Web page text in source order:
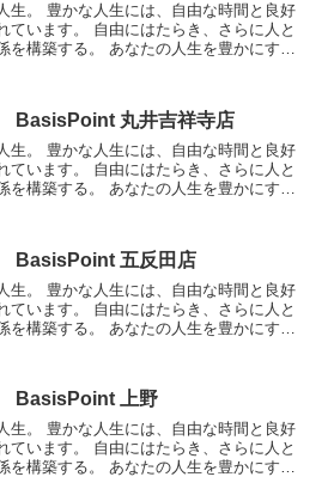
生。 豊かな人生には、自由な時間と良好
ています。 自由にはたらき、さらに人と
を構築する。 あなたの人生を豊かにす
BasisPoint 丸井吉祥寺店
生。 豊かな人生には、自由な時間と良好
ています。 自由にはたらき、さらに人と
を構築する。 あなたの人生を豊かにす
BasisPoint 五反田店
生。 豊かな人生には、自由な時間と良好
ています。 自由にはたらき、さらに人と
を構築する。 あなたの人生を豊かにす
BasisPoint 上野
生。 豊かな人生には、自由な時間と良好
ています。 自由にはたらき、さらに人と
を構築する。 あなたの人生を豊かにす